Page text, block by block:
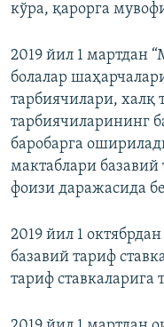
кўра, қарорга
2019 йил 1 мартдан
болалар
тарбиячилари, халқ
тарбиячиларининг
баробарга
мактаблари базавий
фоизи даражасида
2019 йил 1
базавий тариф
тариф ставкаларига